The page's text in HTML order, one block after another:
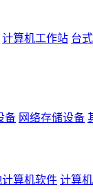
计算机工作站 台
备 网络存储设备
算机软件 计算